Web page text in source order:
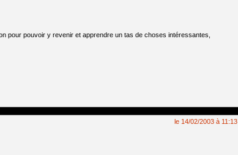
pour pouvoir y revenir et apprendre un tas de choses intéressantes,
le 14/02/2003 à 11:13